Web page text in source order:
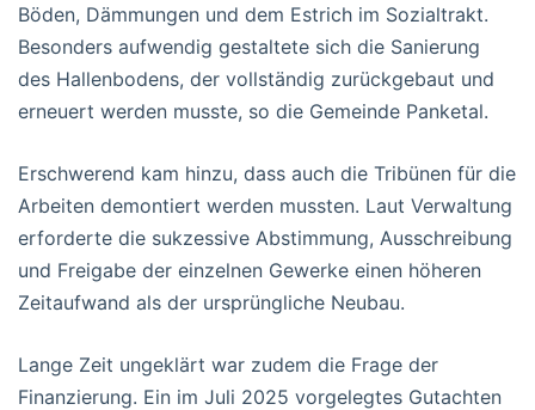
Böden, Dämmungen und dem Estrich im Sozialtrakt.
Besonders aufwendig gestaltete sich die Sanierung
des Hallenbodens, der vollständig zurückgebaut und
erneuert werden musste, so die Gemeinde Panketal.
Erschwerend kam hinzu, dass auch die Tribünen für die
Arbeiten demontiert werden mussten. Laut Verwaltung
erforderte die sukzessive Abstimmung, Ausschreibung
und Freigabe der einzelnen Gewerke einen höheren
Zeitaufwand als der ursprüngliche Neubau.
Lange Zeit ungeklärt war zudem die Frage der
Finanzierung. Ein im Juli 2025 vorgelegtes Gutachten